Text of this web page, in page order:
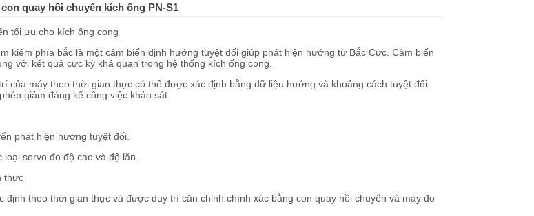
quay hồi chuyển kích ống PN-S1
tối ưu cho kích ống cong
kiếm phía bắc là một cảm biến định hướng tuyệt đối giúp phát hiện hướng từ Bắc Cực. Cảm biến
với kết quả cực kỳ khả quan trong hệ thống kích ống cong.
của máy theo thời gian thực có thể được xác định bằng dữ liệu hướng và khoảng cách tuyệt đối.
giảm đáng kể công việc khảo sát.
phát hiện hướng tuyệt đối.
servo đo độ cao và độ lăn.
thực
định theo thời gian thực và được duy trì căn chỉnh chính xác bằng con quay hồi chuyển và máy đo